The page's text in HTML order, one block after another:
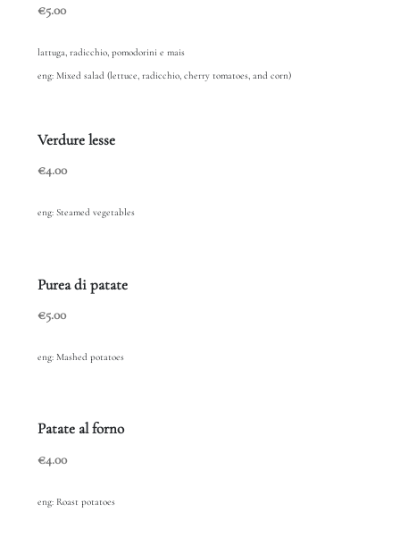
€5.00
lattuga, radicchio, pomodorini e mais
eng: Mixed salad (lettuce, radicchio, cherry tomatoes, and corn)
Verdure lesse
€4.00
eng: Steamed vegetables
Purea di patate
€5.00
eng: Mashed potatoes
Patate al forno
€4.00
eng: Roast potatoes